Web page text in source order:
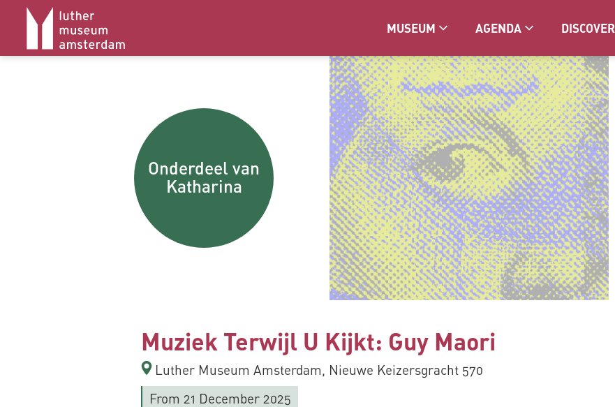
MUSEUM AGENDA DISCOVER
Onderdeel van
Katharina
Muziek Terwijl U Kijkt: Guy Maori
Luther Museum Amsterdam, Nieuwe Keizersgracht 570
From 21 December 2025